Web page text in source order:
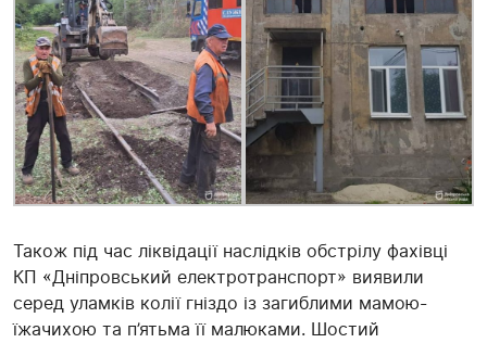
Також під час ліквідації наслідків обстрілу фахівці
КП «Дніпровський електротранспорт» виявили
серед уламків колії гніздо із загиблими мамою-
їжачихою та п’ятьма її малюками. Шостий